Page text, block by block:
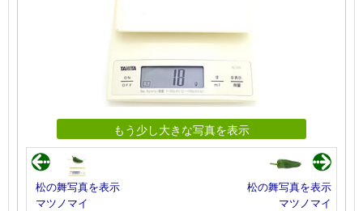
もう少し大きな写真を表示
松の舞写真を表示
マツノマイ
松の舞写真を表示
マツノマイ